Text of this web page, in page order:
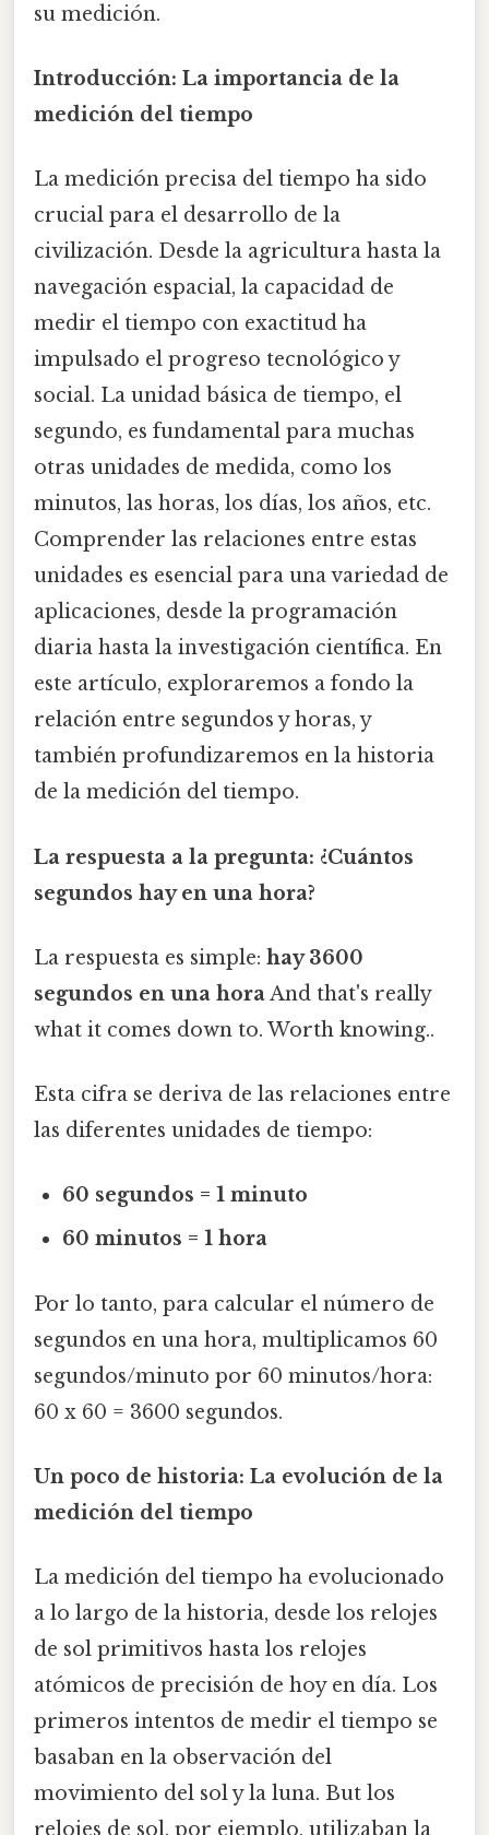
su medición.
Introducción: La importancia de la
medición del tiempo
La medición precisa del tiempo ha sido
crucial para el desarrollo de la
civilización. Desde la agricultura hasta la
navegación espacial, la capacidad de
medir el tiempo con exactitud ha
impulsado el progreso tecnológico y
social. La unidad básica de tiempo, el
segundo, es fundamental para muchas
otras unidades de medida, como los
minutos, las horas, los días, los años, etc.
Comprender las relaciones entre estas
unidades es esencial para una variedad de
aplicaciones, desde la programación
diaria hasta la investigación científica. En
este artículo, exploraremos a fondo la
relación entre segundos y horas, y
también profundizaremos en la historia
de la medición del tiempo.
La respuesta a la pregunta: ¿Cuántos
segundos hay en una hora?
La respuesta es simple: hay 3600
segundos en una horaAnd that's really
what it comes down to. Worth knowing..
Esta cifra se deriva de las relaciones entre
las diferentes unidades de tiempo:
60 segundos = 1 minuto
60 minutos = 1 hora
Por lo tanto, para calcular el número de
segundos en una hora, multiplicamos 60
segundos/minuto por 60 minutos/hora:
60 x 60 = 3600 segundos.
Un poco de historia: La evolución de la
medición del tiempo
La medición del tiempo ha evolucionado
a lo largo de la historia, desde los relojes
de sol primitivos hasta los relojes
atómicos de precisión de hoy en día. Los
primeros intentos de medir el tiempo se
basaban en la observación del
movimiento del sol y la luna. But los
relojes de sol, por ejemplo, utilizaban la